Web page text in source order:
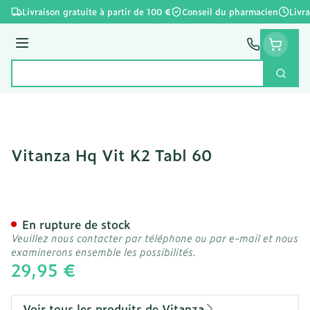
Aller au contenu
Livraison gratuite à partir de 100 € Conseil du pharmacien
Menu
Vitanza Hq Vit K2 Tabl 60
29,95 €
En rupture de stock
Veuillez nous contacter par téléphone ou par e-mail et nous
examinerons ensemble les possibilités.